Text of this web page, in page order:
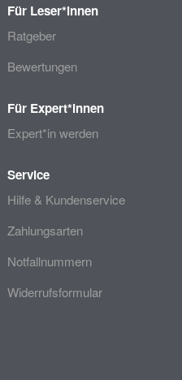
Für Leser*innen
Ratgeber
Bewertungen
Für Expert*innen
Expert*in werden
Service
Hilfe & Kundenservice
Zahlungsarten
Notfallnummern
Widerrufsformular